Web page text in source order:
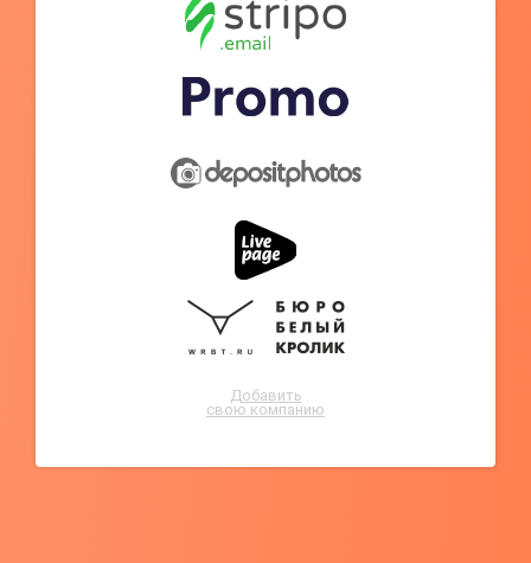
Добавить
свою компанию